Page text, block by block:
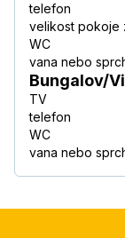
telefon
velikost pokoje
WC
vana nebo
Bungalov/
TV
telefon
WC
vana nebo